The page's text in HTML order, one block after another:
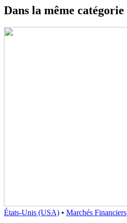
Dans la même catégorie
États-Unis (USA) • Marchés Financiers